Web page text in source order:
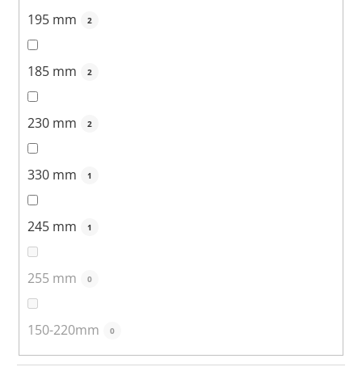
195 mm 2
185 mm 2
230 mm 2
330 mm 1
245 mm 1
255 mm 0
150-220mm 0